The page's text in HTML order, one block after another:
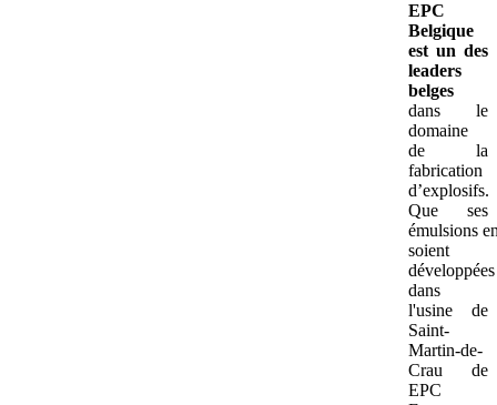
EPC
Belgique
est un des
leaders
belges
dans le
domaine
de la
fabrication
d’explosifs.
Que ses
émulsions
soient
développées
dans
l'usine de
Saint-
Martin-de-
Crau de
EPC